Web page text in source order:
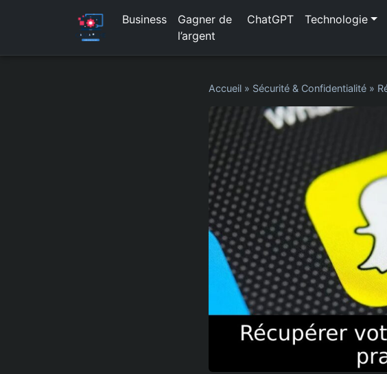
Business
Gagner de
l’argent
ChatGPT Technologie
Accueil » Sécurité & Confidentialité »